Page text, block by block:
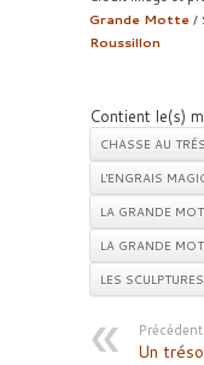
Grande Motte /
Roussillon
Contient le(s)
CHASSE AU
L'ENGRAIS
LA GRANDE
LA GRANDE
LES
Un